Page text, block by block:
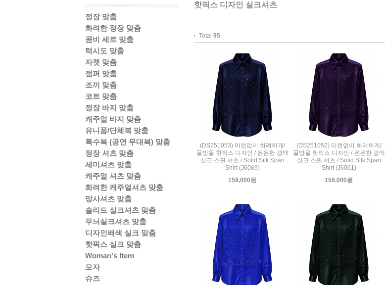
정장 맞춤
화려한 정장 맞춤
콤비 세트 맞춤
턱시도 맞춤
자켓 맞춤
점퍼 맞춤
조끼 맞춤
코트 맞춤
정장 바지 맞춤
캐주얼 바지 맞춤
유니폼/단체복 맞춤
특수복 (공연 무대복) 맞춤
정장 셔츠 맞춤
세미셔츠 맞춤
캐주얼 셔츠 맞춤
화려한 캐주얼셔츠 맞춤
망사셔츠 맞춤
솔리드 실크셔츠 맞춤
무늬실크셔츠 맞춤
디자인배색 실크 맞춤
핫픽스 실크 맞춤
Woman's Item
모자
슈즈
핫픽스 디자인 실크셔츠
Total 95
(DS251053) 미련없이 화려하게/
물방울 핫픽스 디자인 / 은은한 광택
실크 스판 셔츠 / Solid Silk Span
Shirt (J6069)
159,000원
(DS251052) 미련없이 화려하게/
물방울 핫픽스 디자인 / 은은한 광택
실크 스판 셔츠 / Solid Silk Span
Shirt (J6061)
159,000원